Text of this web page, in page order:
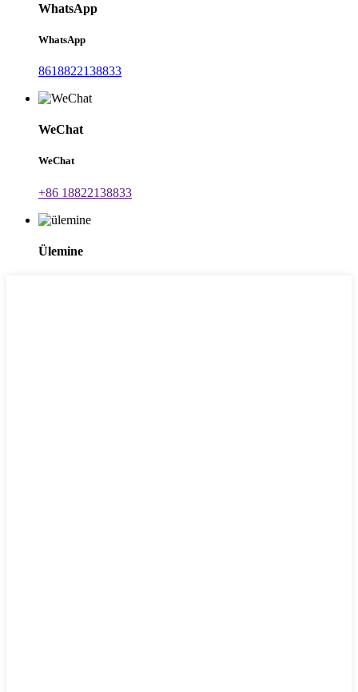
WhatsApp
WhatsApp
8618822138833
WeChat
WeChat
+86 18822138833
Ülemine